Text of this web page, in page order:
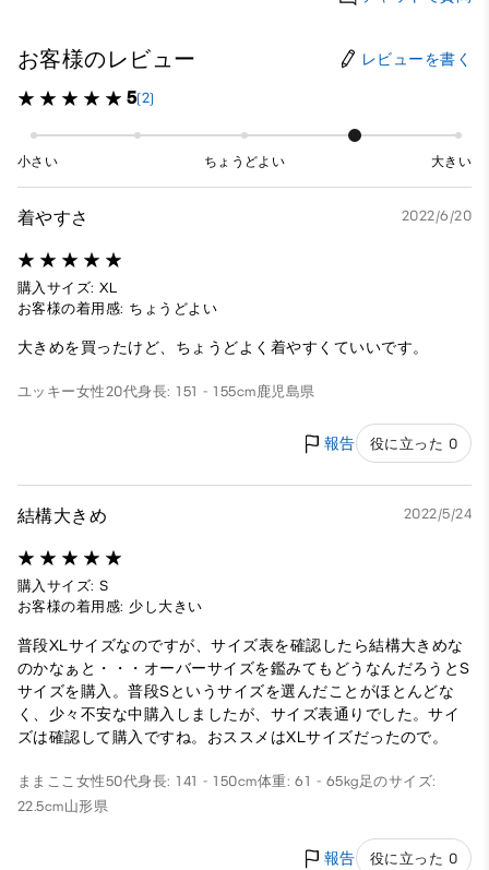
お客様のレビュー レビューを書く
5(2)
小さい ちょうどよい 大きい
着やすさ 2022/6/20
購入サイズ: XL
お客様の着用感: ちょうどよい
大きめを買ったけど、ちょうどよく着やすくていいです。
ユッキー女性20代身長: 151 - 155cm鹿児島県
報告 役に立った 0
結構大きめ 2022/5/24
購入サイズ: S
お客様の着用感: 少し大きい
普段XLサイズなのですが、サイズ表を確認したら結構大きめな
のかなぁと・・・オーバーサイズを鑑みてもどうなんだろうとS
サイズを購入。普段Sというサイズを選んだことがほとんどな
く、少々不安な中購入しましたが、サイズ表通りでした。サイ
ズは確認して購入ですね。おススメはXLサイズだったので。
ままここ 女性50代身長: 141 - 150cm体重: 61 - 65kg足のサイズ:
22.5cm山形県
報告 役に立った 0